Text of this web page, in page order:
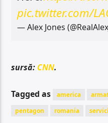
pic.twitter.com/
— Alex Jones
sursă: CNN.
Tagged as america
pentagon
romania